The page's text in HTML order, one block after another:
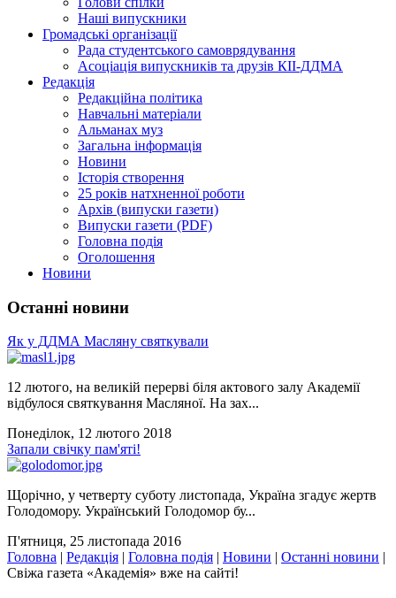
Наші випускники
Громадські організації
Рада студентського самоврядування
Асоціація випускників та друзів КІІ-ДДМА
Редакція
Редакційна політика
Навчальні матеріали
Альманах муз
Загальна інформація
Новини
Історія створення
25 років натхненної роботи
Архів (випуски газети)
Випуски газети (PDF)
Головна подія
Оголошення
Новини
Останні новини
Як у ДДМА Масляну святкували
12 лютого, на великій перерві біля актового залу Академії
відбулося святкування Масляної. На зах...
Понеділок, 12 лютого 2018
Запали свічку пам'яті!
Щорічно, у четверту суботу листопада, Україна згадує жертв
Голодомору. Український Голодомор бу...
П'ятниця, 25 листопада 2016
Головна | Редакція | Головна подія | Новини | Останні новини |
Свіжа газета «Академія» вже на сайті!